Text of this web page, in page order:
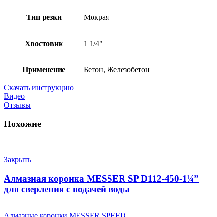
Тип резки Мокрая
Хвостовик 1 1/4"
Применение Бетон, Железобетон
Скачать инструкцию
Видео
Отзывы
Похожие
Закрыть
Алмазная коронка MESSER SP D112-450-1¼”
для сверления с подачей воды
Алмазные коронки MESSER SPEED